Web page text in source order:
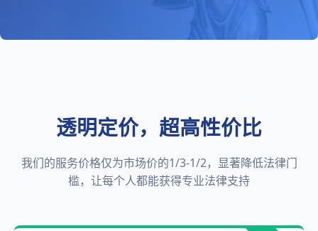
透明定价，超高性价比
我们的服务价格仅为市场价的1/3-1/2，显著降低法律门
槛，让每个人都能获得专业法律支持